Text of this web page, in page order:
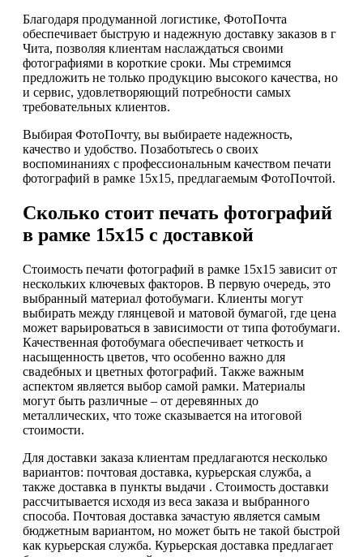
Благодаря продуманной логистике, ФотоПочта
обеспечивает быструю и надежную доставку заказов в г
Чита, позволяя клиентам наслаждаться своими
фотографиями в короткие сроки. Мы стремимся
предложить не только продукцию высокого качества, но
и сервис, удовлетворяющий потребности самых
требовательных клиентов.
Выбирая ФотоПочту, вы выбираете надежность,
качество и удобство. Позаботьтесь о своих
воспоминаниях с профессиональным качеством печати
фотографий в рамке 15х15, предлагаемым ФотоПочтой.
Сколько стоит печать фотографий
в рамке 15х15 с доставкой
Стоимость печати фотографий в рамке 15х15 зависит от
нескольких ключевых факторов. В первую очередь, это
выбранный материал фотобумаги. Клиенты могут
выбирать между глянцевой и матовой бумагой, где цена
может варьироваться в зависимости от типа фотобумаги.
Качественная фотобумага обеспечивает четкость и
насыщенность цветов, что особенно важно для
свадебных и цветных фотографий. Также важным
аспектом является выбор самой рамки. Материалы
могут быть различные – от деревянных до
металлических, что тоже сказывается на итоговой
стоимости.
Для доставки заказа клиентам предлагаются несколько
вариантов: почтовая доставка, курьерская служба, а
также доставка в пункты выдачи . Стоимость доставки
рассчитывается исходя из веса заказа и выбранного
способа. Почтовая доставка зачастую является самым
бюджетным вариантом, но может быть не такой быстрой
как курьерская служба. Курьерская доставка предлагает